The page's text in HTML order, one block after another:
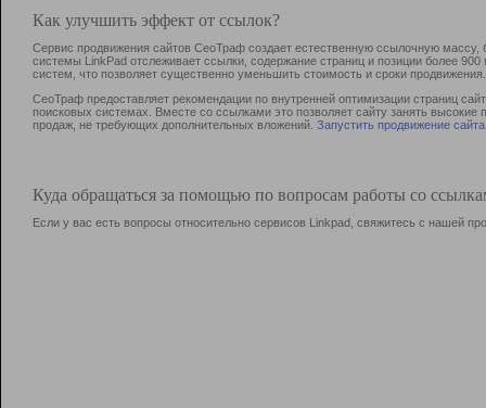
Как улучшить эффект от ссылок?
Сервис продвижения сайтов СеоТраф создает естественную ссылочную
системы LinkPad отслеживает ссылки, содержание страниц и позиции более
систем, что позволяет существенно уменьшить стоимость и сроки продвижения.
СеоТраф предоставляет рекомендации по внутренней оптимизации страниц
поисковых системах. Вместе со ссылками это позволяет сайту занять
продаж, не требующих дополнительных вложений. Запустить продвижение сайта
Куда обращаться за помощью по вопросам работы со
Если у вас есть вопросы относительно сервисов Linkpad, свяжитесь с нашей